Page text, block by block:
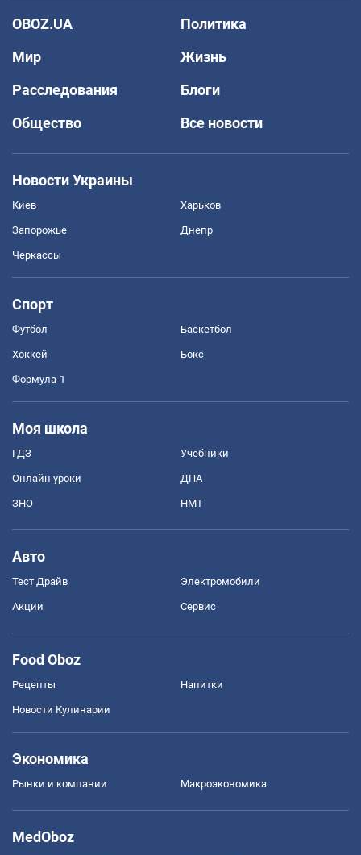
OBOZ.UA
Политика
Мир
Жизнь
Расследования
Блоги
Общество
Все новости
Новости Украины
Киев Харьков
Запорожье Днепр
Черкассы
Спорт
Футбол Баскетбол
Хоккей Бокс
Формула-1
Моя школа
ГДЗ Учебники
Онлайн уроки ДПА
ЗНО НМТ
Авто
Тест Драйв Электромобили
Акции Сервис
Food Oboz
Рецепты Напитки
Новости Кулинарии
Экономика
Рынки и компании Mакроэкономика
MedOboz